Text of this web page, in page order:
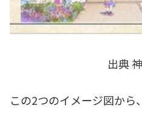
出典
この2つのイメージ図から